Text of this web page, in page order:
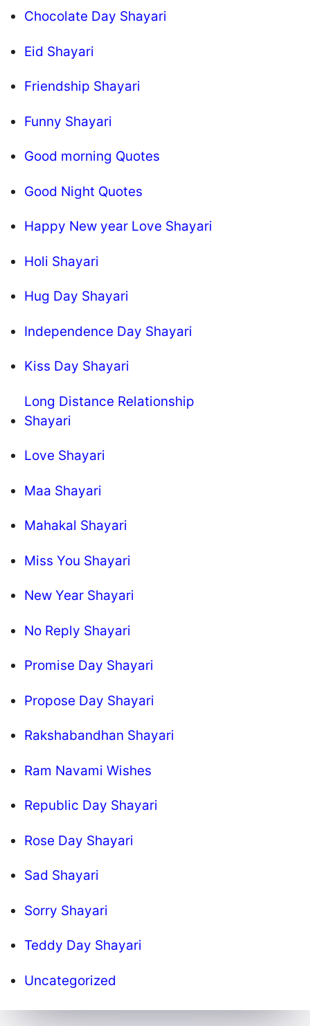
Chocolate Day Shayari
Eid Shayari
Friendship Shayari
Funny Shayari
Good morning Quotes
Good Night Quotes
Happy New year Love Shayari
Holi Shayari
Hug Day Shayari
Independence Day Shayari
Kiss Day Shayari
Long Distance Relationship
Shayari
Love Shayari
Maa Shayari
Mahakal Shayari
Miss You Shayari
New Year Shayari
No Reply Shayari
Promise Day Shayari
Propose Day Shayari
Rakshabandhan Shayari
Ram Navami Wishes
Republic Day Shayari
Rose Day Shayari
Sad Shayari
Sorry Shayari
Teddy Day Shayari
Uncategorized